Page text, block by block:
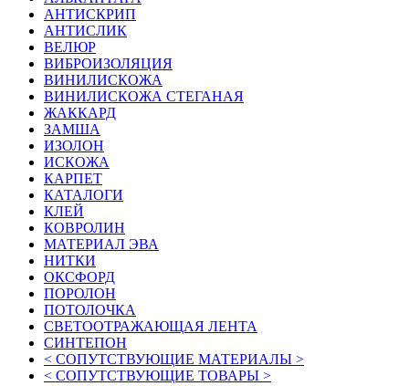
АНТИСКРИП
АНТИСЛИК
ВЕЛЮР
ВИБРОИЗОЛЯЦИЯ
ВИНИЛИСКОЖА
ВИНИЛИСКОЖА СТЕГАНАЯ
ЖАККАРД
ЗАМША
ИЗОЛОН
ИСКОЖА
КАРПЕТ
КАТАЛОГИ
КЛЕЙ
КОВРОЛИН
МАТЕРИАЛ ЭВА
НИТКИ
ОКСФОРД
ПОРОЛОН
ПОТОЛОЧКА
СВЕТООТРАЖАЮЩАЯ ЛЕНТА
СИНТЕПОН
< СОПУТСТВУЮЩИЕ МАТЕРИАЛЫ >
< СОПУТСТВУЮЩИЕ ТОВАРЫ >